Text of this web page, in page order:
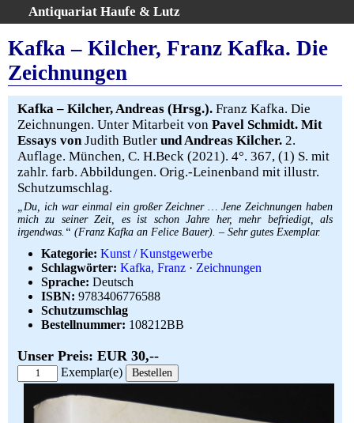
Antiquariat Haufe & Lutz
Home
Gesamtbestand
Erweiterte Suche
Kategorien
Schlagwörter
Warenkorb
AGB
Widerruf
Über uns
Aktuelle Kataloge
Kontakt
Ankauf
Links
Kafka – Kilcher, Franz Kafka. Die
Zeichnungen
Kafka – Kilcher, Andreas (Hrsg.). Franz Kafka. Die
Zeichnungen. Unter Mitarbeit von Pavel Schmidt. Mit
Essays vonJudith Butler und Andreas Kilcher. 2.
Auflage. München, C. H.Beck (2021). 4°. 367, (1) S. mit
zahlr. farb. Abbildungen. Orig.-Leinenband mit illustr.
Schutzumschlag.
„Du, ich war einmal ein großer Zeichner … Jene Zeichnungen haben
mich zu seiner Zeit, es ist schon Jahre her, mehr befriedigt, als
irgendwas.“ (Franz Kafka an Felice Bauer). – Sehr gutes Exemplar.
Kategorie: Kunst / Kunstgewerbe
Schlagwörter: Kafka, Franz · Zeichnungen
Sprache: Deutsch
ISBN: 9783406776588
Schutzumschlag
Bestellnummer: 108212BB
Unser Preis: EUR 30,--
Exemplar(e)